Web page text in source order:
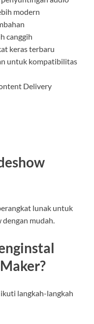
modern
canggih
keras terbaru
untuk kompatibilitas
Delivery
lunak untuk
mudah.
langkah-langkah